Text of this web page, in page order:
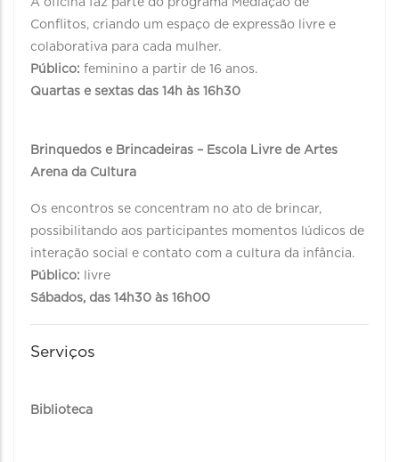
A oficina faz parte do programa Mediação de
Conflitos, criando um espaço de expressão livre e
colaborativa para cada mulher.
Público: feminino a partir de 16 anos.
Quartas e sextas das 14h às 16h30
Brinquedos e Brincadeiras – Escola Livre de Artes
Arena da Cultura
Os encontros se concentram no ato de brincar,
possibilitando aos participantes momentos lúdicos de
interação social e contato com a cultura da infância.
Público: livre
Sábados, das 14h30 às 16h00
Serviços
Biblioteca